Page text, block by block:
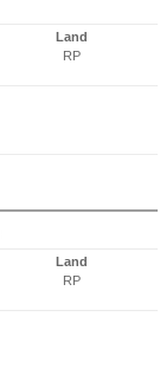
Land
RP
Land
RP